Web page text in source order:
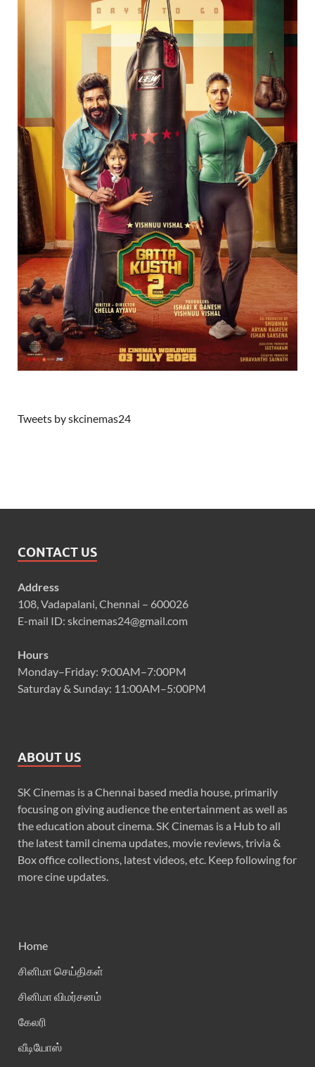
Tweets by skcinemas24
CONTACT US
Address
108, Vadapalani, Chennai – 600026
E-mail ID: skcinemas24@gmail.com
Hours
Monday–Friday: 9:00AM–7:00PM
Saturday & Sunday: 11:00AM–5:00PM
ABOUT US
SK Cinemas is a Chennai based media house, primarily
focusing on giving audience the entertainment as well as
the education about cinema. SK Cinemas is a Hub to all
the latest tamil cinema updates, movie reviews, trivia &
Box office collections, latest videos, etc. Keep following for
more cine updates.
Home
சினிமா செய்திகள்
சினிமா விமர்சனம்
கேலரி
வீடியோஸ்